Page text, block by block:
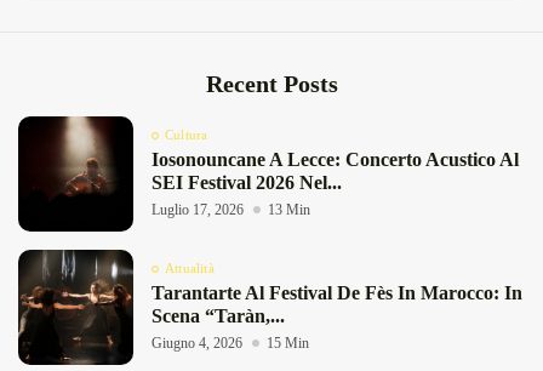
Recent Posts
Cultura
Iosonouncane A Lecce: Concerto Acustico Al
SEI Festival 2026 Nel...
Luglio 17, 2026 13 Min
Attualità
Tarantarte Al Festival De Fès In Marocco: In
Scena “Taràn,...
Giugno 4, 2026 15 Min